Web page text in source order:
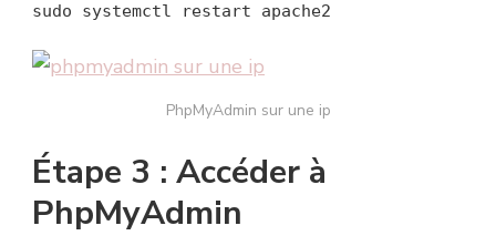
sudo systemctl restart apache2
PhpMyAdmin sur une ip
Étape 3 : Accéder à
PhpMyAdmin